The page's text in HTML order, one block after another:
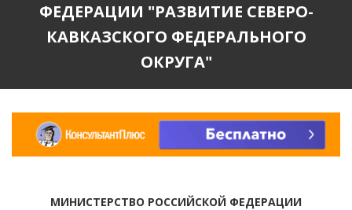
ФЕДЕРАЦИИ "РАЗВИТИЕ СЕВЕРО-
КАВКАЗСКОГО ФЕДЕРАЛЬНОГО
ОКРУГА"
МИНИСТЕРСТВО РОССИЙСКОЙ ФЕДЕРАЦИИ